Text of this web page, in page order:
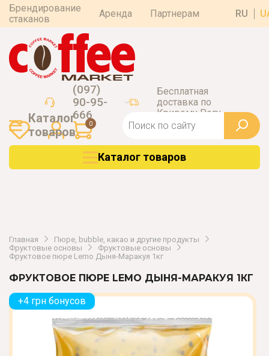
Брендирование
стаканов
Аренда Партнерам RU
(097)
90-95-
666
Бесплатная
доставка по
Кривому Рогу
0
Каталог
товаров
Каталог товаров
Главная
Пюре, bubble, какао и другие продукты
Фруктовые основы
Фруктовые основы
Фруктовое пюре Lemo Дыня-Маракуя 1кг
ФРУКТОВОЕ ПЮРЕ LEMO ДЫНЯ-МАРАКУЯ 1КГ
+4 грн бонусов